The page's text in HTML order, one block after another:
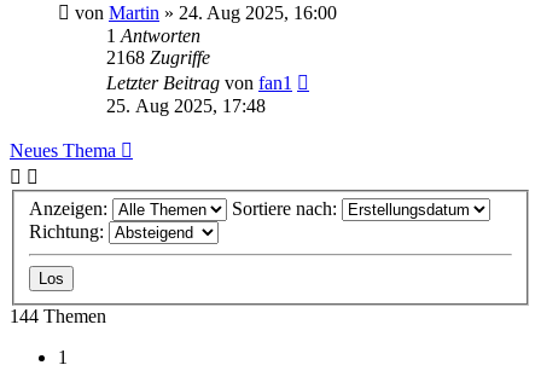
von Martin » 24. Aug 2025, 16:00
1 Antworten
2168 Zugriffe
Letzter Beitrag von fan1
25. Aug 2025, 17:48
Neues Thema
Anzeigen:
Sortiere nach:
Richtung:
144 Themen
1